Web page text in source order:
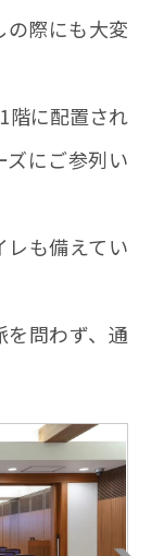
の際にも大変
階に配置され
にご参列い
も備えてい
問わず、通